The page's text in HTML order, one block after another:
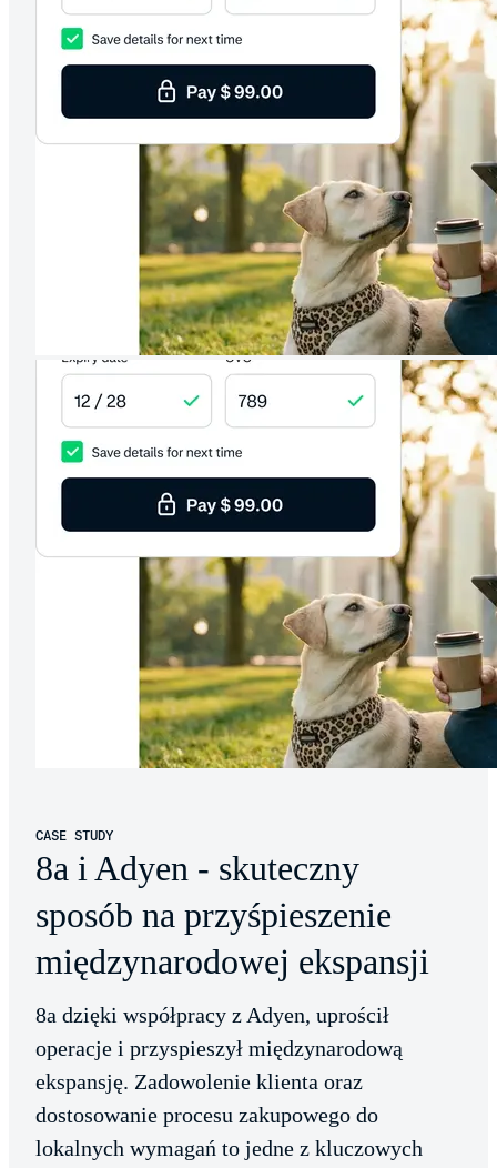
CASE STUDY
8a i Adyen - skuteczny
sposób na przyśpieszenie
międzynarodowej ekspansji
8a dzięki współpracy z Adyen, uprościł
operacje i przyspieszył międzynarodową
ekspansję. Zadowolenie klienta oraz
dostosowanie procesu zakupowego do
lokalnych wymagań to jedne z kluczowych